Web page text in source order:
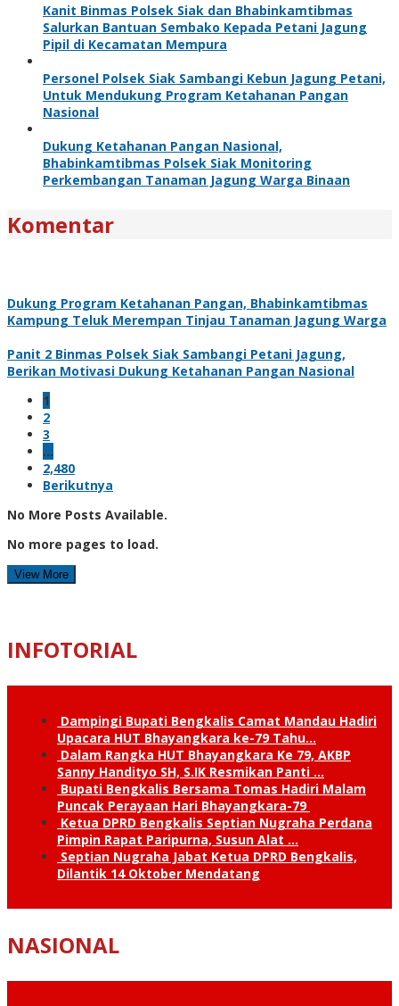
Kanit Binmas Polsek Siak dan Bhabinkamtibmas
Salurkan Bantuan Sembako Kepada Petani Jagung
Pipil di Kecamatan Mempura
Personel Polsek Siak Sambangi Kebun Jagung Petani,
Untuk Mendukung Program Ketahanan Pangan
Nasional
Dukung Ketahanan Pangan Nasional,
Bhabinkamtibmas Polsek Siak Monitoring
Perkembangan Tanaman Jagung Warga Binaan
Komentar
Dukung Program Ketahanan Pangan, Bhabinkamtibmas
Kampung Teluk Merempan Tinjau Tanaman Jagung Warga
Panit 2 Binmas Polsek Siak Sambangi Petani Jagung,
Berikan Motivasi Dukung Ketahanan Pangan Nasional
1
2
3
…
2,480
Berikutnya
No More Posts Available.
No more pages to load.
View More
INFOTORIAL
Dampingi Bupati Bengkalis Camat Mandau Hadiri
Upacara HUT Bhayangkara ke-79 Tahu…
Dalam Rangka HUT Bhayangkara Ke 79, AKBP
Sanny Handityo SH, S.IK Resmikan Panti …
Bupati Bengkalis Bersama Tomas Hadiri Malam
Puncak Perayaan Hari Bhayangkara-79
Ketua DPRD Bengkalis Septian Nugraha Perdana
Pimpin Rapat Paripurna, Susun Alat …
Septian Nugraha Jabat Ketua DPRD Bengkalis,
Dilantik 14 Oktober Mendatang
NASIONAL